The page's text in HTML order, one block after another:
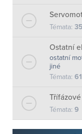
Témata:
Ostatní
ostatní
jiné
Témata:
Témata: 9